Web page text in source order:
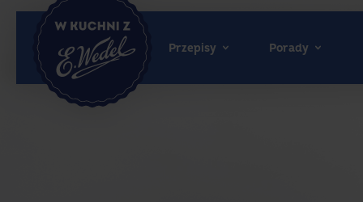
Wedel.pl
-
strona
Przepisy Porady